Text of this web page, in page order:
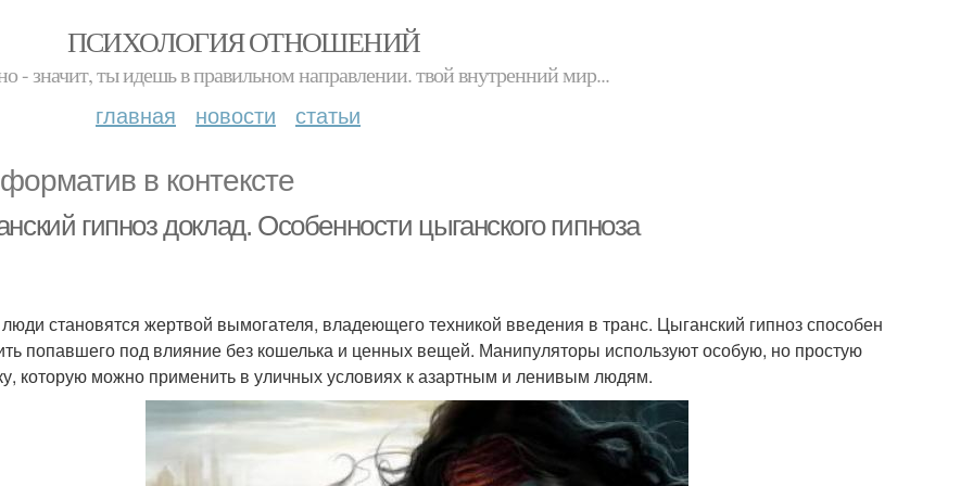
ПСИХОЛОГИЯ ОТНОШЕНИЙ
- значит, ты идешь в правильном направлении. твой внутренний мир...
главная новости статьи
в контексте
гипноз доклад. Особенности цыганского гипноза
становятся жертвой вымогателя, владеющего техникой введения в транс. Цыганский гипноз способен
попавшего под влияние без кошелька и ценных вещей. Манипуляторы используют особую, но простую
которую можно применить в уличных условиях к азартным и ленивым людям.